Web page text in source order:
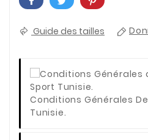
Guide des tailles
Conditions Générales
Tunisie.